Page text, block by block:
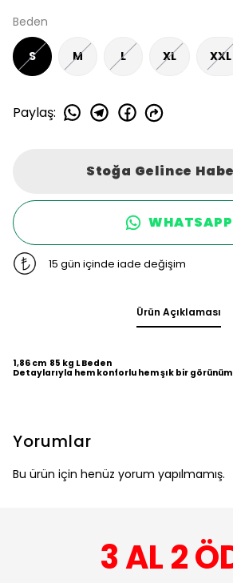
Beden
S M L XL XXL
Paylaş:
Stoğa Gelince
WHATSAPP
15 gün içinde iade değişim
Ürün Açıklaması
1,86 cm 85 kg L Beden
Detaylarıyla hem konforlu hem şık bir
Yorumlar
Bu ürün için henüz yorum yapılmamış.
3 AL 2